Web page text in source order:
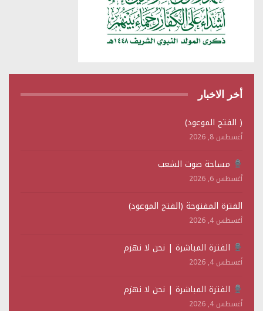
أخر الاخبار
( الفتح الموعود)
أغسطس 8, 2026
مساحة صوت الشعب
أغسطس 6, 2026
الفترة المفتوحة (الفتح الموعود)
أغسطس 4, 2026
الفترة المباشرة | نحن لا نهزم
أغسطس 4, 2026
الفترة المباشرة | نحن لا نهزم
أغسطس 4, 2026